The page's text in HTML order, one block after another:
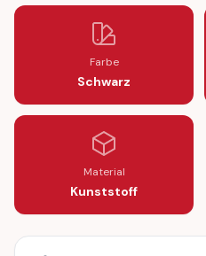
Farbe
Schwarz
Material
Kunststoff